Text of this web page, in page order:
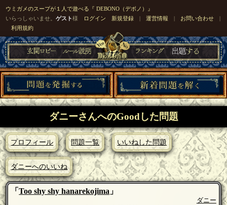
ウミガメのスープが１人で遊べる『 DEBONO（デボノ）』
いらっしゃいませ。ゲスト様 ログイン 新規登録 |運営情報 | お問い合わせ |
利用規約
ダニーさんへのGoodした問題
プロフィール 問題一覧 いいねした問題
ダニーへのいいね
「Too shy shy hanarekojima 」
ダニー